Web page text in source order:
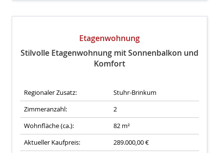
Etagenwohnung
Stilvolle Etagenwohnung mit Sonnenbalkon und
Komfort
Regionaler Zusatz:
Stuhr-Brinkum
Zimmeranzahl:
2
Wohnfläche (ca.):
82 m²
Aktueller Kaufpreis:
289.000,00 €